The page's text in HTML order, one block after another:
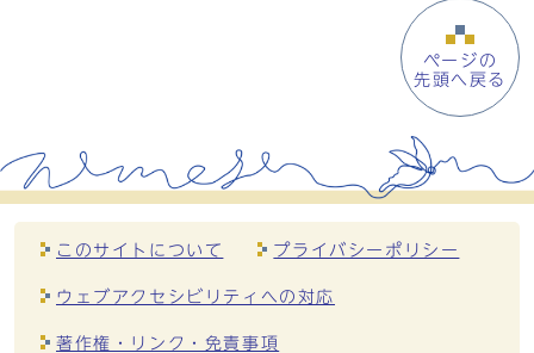
ページの
先頭へ戻る
このサイトについて プライバシーポリシー
ウェブアクセシビリティへの対応
著作権・リンク・免責事項